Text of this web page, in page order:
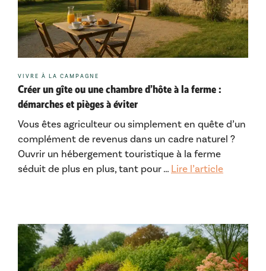
Créer un gîte ou une chambre d’hôte à la ferme :
démarches et pièges à éviter
Vous êtes agriculteur ou simplement en quête d’un
complément de revenus dans un cadre naturel ?
Ouvrir un hébergement touristique à la ferme
séduit de plus en plus, tant pour … Lire l’article
Catégories
VIVRE À LA CAMPAGNE